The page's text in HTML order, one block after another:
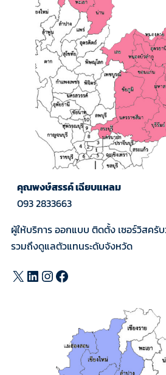
คุณพงษ์สรรค์ เฉียบแหลม
093 2833663
ผู้ให้บริการ ออกแบบ ติดตั้ง เซอร์วิสครั
รวมถึงดูแลตัวแทนระดับจังหวัด
X LinkedIn InstagramFacebook